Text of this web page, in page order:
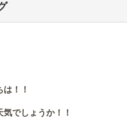
！！
でしょうか！！